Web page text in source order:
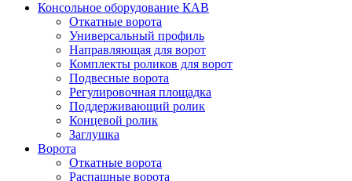
Консольное оборудование КАВ
Откатные ворота
Универсальный профиль
Направляющая для ворот
Комплекты роликов для ворот
Подвесные ворота
Регулировочная площадка
Поддерживающий ролик
Концевой ролик
Заглушка
Ворота
Откатные ворота
Распашные ворота